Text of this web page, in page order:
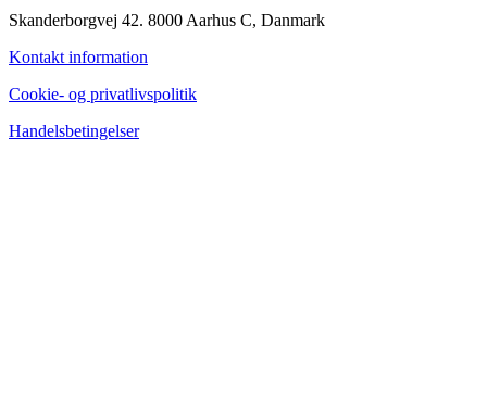
Skanderborgvej 42. 8000 Aarhus C, Danmark
Kontakt information
Cookie- og privatlivspolitik
Handelsbetingelser